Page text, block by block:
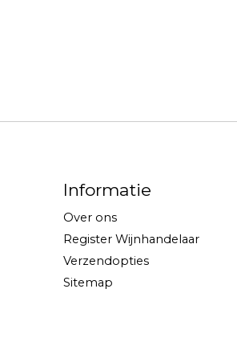
Informatie
Over ons
Register Wijnhandelaar
Verzendopties
Sitemap